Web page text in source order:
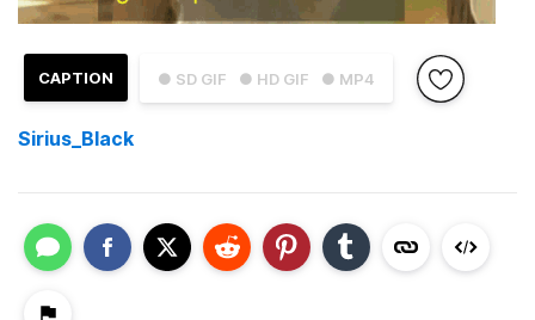
● SD GIF ● HD GIF ● MP4
CAPTION
Sirius_Black